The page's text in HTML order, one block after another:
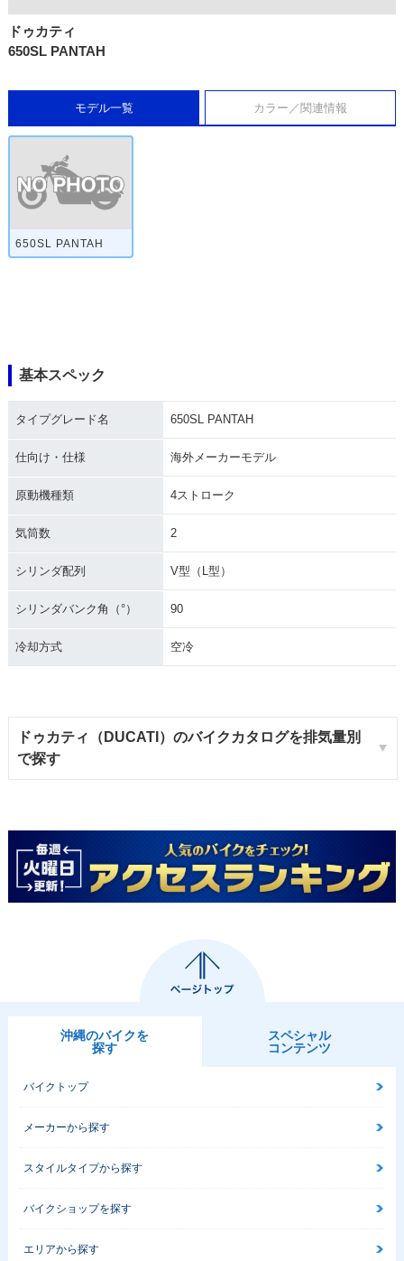
ドゥカティ
650SL PANTAH
モデル一覧 カラー／関連情報
650SL PANTAH
基本スペック
タイプグレード名 650SL PANTAH
仕向け・仕様 海外メーカーモデル
原動機種類 4ストローク
気筒数 2
シリンダ配列 V型（L型）
シリンダバンク角（°） 90
冷却方式 空冷
ドゥカティ（DUCATI）のバイクカタログを排気量別
で探す
沖縄のバイクを
探す
スペシャル
コンテンツ
バイクトップ
メーカーから探す
スタイルタイプから探す
バイクショップを探す
エリアから探す